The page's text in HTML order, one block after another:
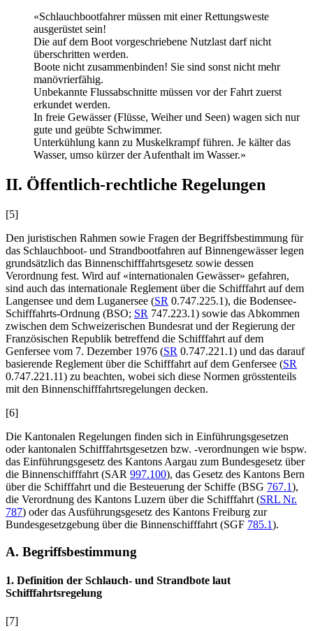
«Schlauchbootfahrer müssen mit einer Rettungsweste
ausgerüstet sein!
Die auf dem Boot vorgeschriebene Nutzlast darf nicht
überschritten werden.
Boote nicht zusammenbinden! Sie sind sonst nicht mehr
manövrierfähig.
Unbekannte Flussabschnitte müssen vor der Fahrt zuerst
erkundet werden.
In freie Gewässer (Flüsse, Weiher und Seen) wagen sich nur
gute und geübte Schwimmer.
Unterkühlung kann zu Muskelkrampf führen. Je kälter das
Wasser, umso kürzer der Aufenthalt im Wasser.»
II. Öffentlich-rechtliche Regelungen
[5]
Den juristischen Rahmen sowie Fragen der Begriffsbestimmung für
das Schlauchboot- und Strandbootfahren auf Binnengewässer legen
grundsätzlich das Binnenschifffahrtsgesetz sowie dessen
Verordnung fest. Wird auf «internationalen Gewässer» gefahren,
sind auch das internationale Reglement über die Schifffahrt auf dem
Langensee und dem Luganersee (SR 0.747.225.1), die Bodensee-
Schifffahrts-Ordnung (BSO; SR 747.223.1) sowie das Abkommen
zwischen dem Schweizerischen Bundesrat und der Regierung der
Französischen Republik betreffend die Schifffahrt auf dem
Genfersee vom 7. Dezember 1976 (SR 0.747.221.1) und das darauf
basierende Reglement über die Schifffahrt auf dem Genfersee (SR
0.747.221.11) zu beachten, wobei sich diese Normen grösstenteils
mit den Binnenschifffahrtsregelungen decken.
[6]
Die Kantonalen Regelungen finden sich in Einführungsgesetzen
oder kantonalen Schifffahrtsgesetzen bzw. -verordnungen wie bspw.
das Einführungsgesetz des Kantons Aargau zum Bundesgesetz über
die Binnenschifffahrt (SAR 997.100), das Gesetz des Kantons Bern
über die Schifffahrt und die Besteuerung der Schiffe (BSG 767.1),
die Verordnung des Kantons Luzern über die Schifffahrt (SRL Nr.
787) oder das Ausführungsgesetz des Kantons Freiburg zur
Bundesgesetzgebung über die Binnenschifffahrt (SGF 785.1).
A. Begriffsbestimmung
1. Definition der Schlauch- und Strandbote laut
Schifffahrtsregelung
[7]